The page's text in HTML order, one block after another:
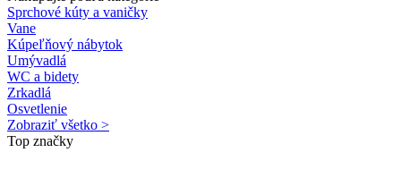
Sprchové kúty a vaničky
Vane
Kúpeľňový nábytok
Umývadlá
WC a bidety
Zrkadlá
Osvetlenie
Zobraziť všetko >
Top značky